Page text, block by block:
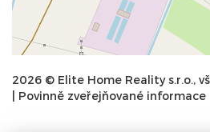
2026 © Elite Home Reality s.r.o.,
Povinně zveřejňované informace